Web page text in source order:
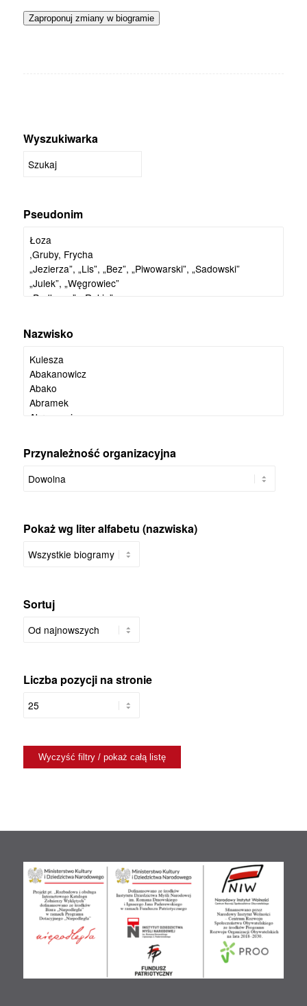
Zaproponuj zmiany w biogramie
Wyszukiwarka
Pseudonim
Nazwisko
Przynależność organizacyjna
Pokaż wg liter alfabetu (nazwiska)
Sortuj
Liczba pozycji na stronie